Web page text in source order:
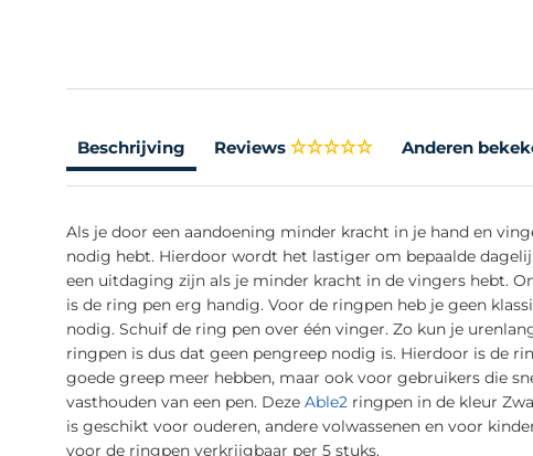
Beschrijving Reviews Anderen
Als je door een aandoening minder kracht in je hand en
nodig hebt. Hierdoor wordt het lastiger om bepaalde
een uitdaging zijn als je minder kracht in de vingers hebt.
is de ring pen erg handig. Voor de ringpen heb je geen
nodig. Schuif de ring pen over één vinger. Zo kun je
ringpen is dus dat geen pengreep nodig is. Hierdoor is de
goede greep meer hebben, maar ook voor gebruikers die
vasthouden van een pen. Deze Able2 ringpen in de kleur
is geschikt voor ouderen, andere volwassenen en voor
voor de ringpen verkrijgbaar per 5 stuks.